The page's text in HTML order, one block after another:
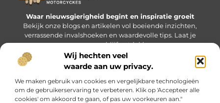
Wij hechten veel
waarde aan uw privacy.
We maken gebruik van cookies en vergelijkbare technologieën
om de gebruikerservaring te verbeteren. Klik op 'Accepteer alle
cookies' om akkoord te gaan, of pas uw voorkeuren aan."
Waar nieuwsgierigheid begint en inspiratie groeit
Bekijk onze blogs en artikelen vol boeiende inzichten,
verrassende invalshoeken en waardevolle tips. Laat je
verrassen en blijf ontdekken.
Bericht categorie